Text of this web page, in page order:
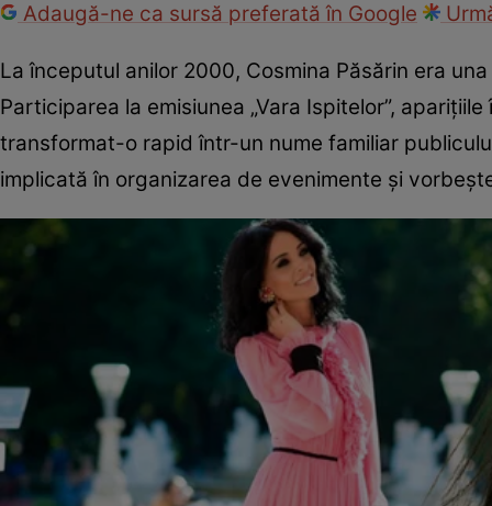
Adaugă-ne ca sursă preferată în Google
La începutul anilor 2000, Cosmina Păsărin era
Participarea la emisiunea „Vara Ispitelor”,
transformat-o rapid într-un nume familiar
implicată în organizarea de evenimente și